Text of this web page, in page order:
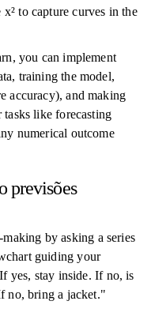
to capture curves in the
you can implement
training the model,
accuracy), and making
like forecasting
numerical outcome
previsões
by asking a series
guiding your
yes, stay inside. If no, is
no, bring a jacket."